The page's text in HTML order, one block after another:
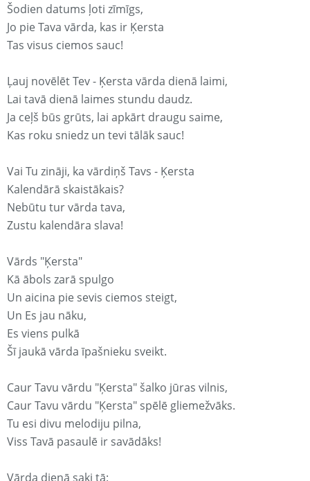
Šodien datums ļoti zīmīgs,
Jo pie Tava vārda, kas ir Ķersta
Tas visus ciemos sauc!
Ļauj novēlēt Tev - Ķersta vārda dienā laimi,
Lai tavā dienā laimes stundu daudz.
Ja ceļš būs grūts, lai apkārt draugu saime,
Kas roku sniedz un tevi tālāk sauc!
Vai Tu zināji, ka vārdiņš Tavs - Ķersta
Kalendārā skaistākais?
Nebūtu tur vārda tava,
Zustu kalendāra slava!
Vārds "Ķersta"
Kā ābols zarā spulgo
Un aicina pie sevis ciemos steigt,
Un Es jau nāku,
Es viens pulkā
Šī jaukā vārda īpašnieku sveikt.
Caur Tavu vārdu "Ķersta" šalko jūras vilnis,
Caur Tavu vārdu "Ķersta" spēlē gliemežvāks.
Tu esi divu melodiju pilna,
Viss Tavā pasaulē ir savādāks!
Vārda dienā saki tā: